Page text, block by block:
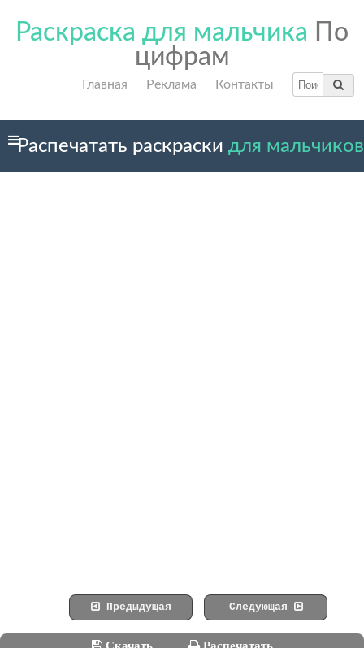
Раскраска для мальчика По
цифрам
Главная Реклама Контакты
Распечатать раскраски для мальчиков
Предыдущая Следующая
Скачать
Распечатать